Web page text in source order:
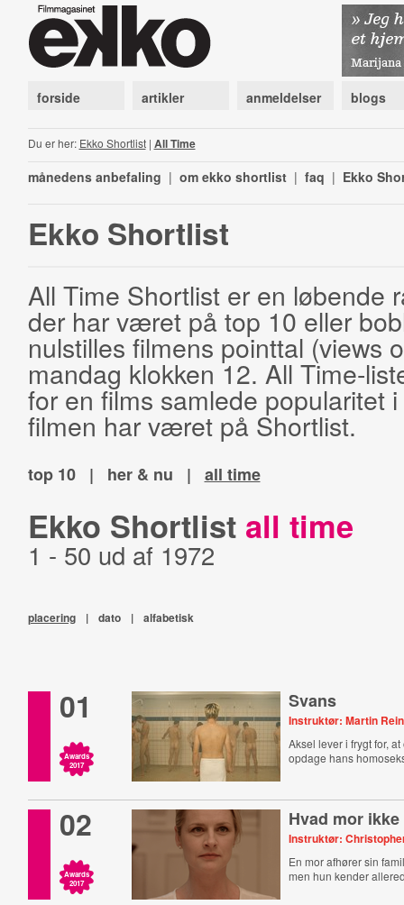
forside artikler anmeldelser blogs
Du er her: Ekko Shortlist| All Time
månedens anbefaling | om ekko shortlist | faq | Ekko
Ekko Shortlist
All Time Shortlist er en løbende
der har været på top 10 eller
nulstilles filmens pointtal (views
mandag klokken 12. All Time-
for en films samlede popularitet
filmen har været på Shortlist.
top 10 | her & nu | all time
Ekko Shortlist all time
1 - 50 ud af 1972
placering | dato | alfabetisk
01
Awards
2017
Svans
Instruktør: Martin
Aksel lever i frygt for,
opdage hans
02
Awards
2017
Hvad mor
Instruktør:
En mor afhører sin
men hun kender